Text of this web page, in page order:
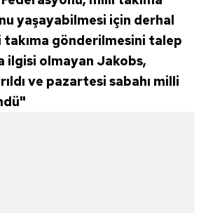
yaşayabilmesi için derhal
takıma gönderilmesini talep
ilgisi olmayan Jakobs,
ve pazartesi sabahı milli